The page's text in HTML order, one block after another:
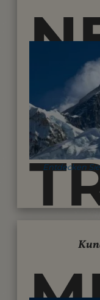
Entdecken